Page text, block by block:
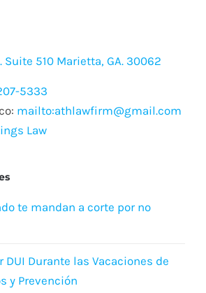
Suite 510 Marietta, GA. 30062
5333
mailto:athlawfirm@gmail.com
Law
te mandan a corte por no
DUI Durante las Vacaciones de
y Prevención